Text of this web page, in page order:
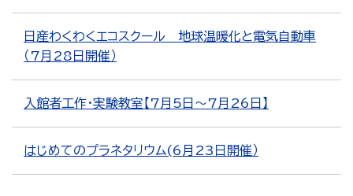
日産わくわくエコスクール 地球温暖化と電気自動車
（7月28日開催）
入館者工作・実験教室【7月5日～7月26日】
はじめてのプラネタリウム(6月23日開催）